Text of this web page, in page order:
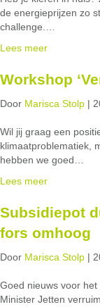
de energieprijzen zo
challenge.…
Lees meer
Workshop
Door Marisca Stolp |
Wil jij graag een
klimaatproblematiek,
hebben we goed…
Lees meer
Subsidiepot
fors omhoog
Door Marisca Stolp |
Goed nieuws voor
Minister Jetten